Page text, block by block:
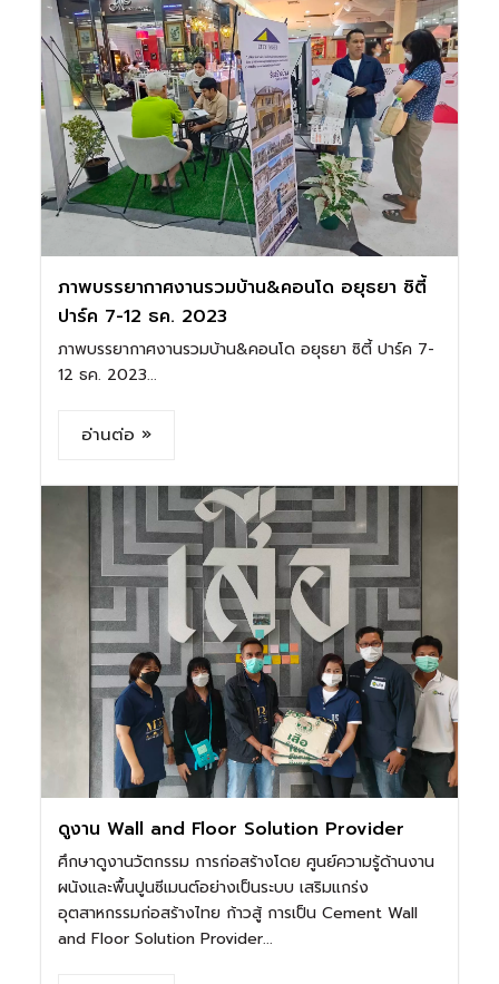
ภาพบรรยากาศงานรวมบ้าน&คอนโด อยุธยา ซิตี้
ปาร์ค 7-12 ธค. 2023
ภาพบรรยากาศงานรวมบ้าน&คอนโด อยุธยา ซิตี้ ปาร์ค 7-
12 ธค. 2023...
อ่านต่อ »
ดูงาน Wall and Floor Solution Provider
ศึกษาดูงานวัตกรรม การก่อสร้างโดย ศูนย์ความรู้ด้านงาน
ผนังและพื้นปูนซีเมนต์อย่างเป็นระบบ เสริมแกร่ง
อุตสาหกรรมก่อสร้างไทย ก้าวสู้ การเป็น Cement Wall
and Floor Solution Provider...